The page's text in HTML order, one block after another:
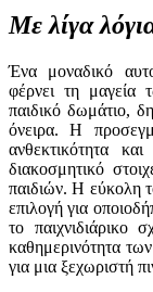
Με λίγα
Ένα μοναδικό
φέρνει τη μαγεία
παιδικό δωμάτιο,
όνειρα. Η
ανθεκτικότητα
διακοσμητικό
παιδιών. Η εύκολη
επιλογή για
το παιχνιδιάρικο
καθημερινότητα
για μια ξεχωριστή